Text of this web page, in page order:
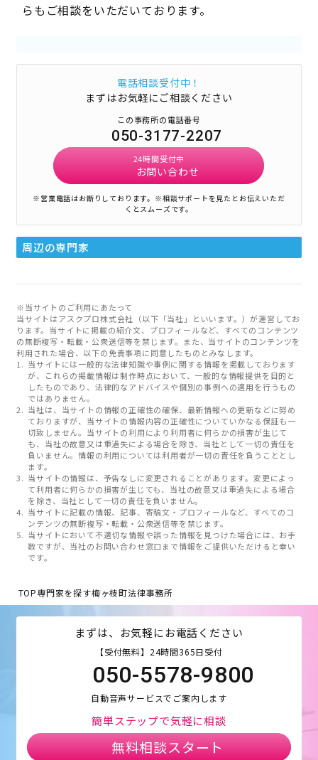
らもご相談をいただいております。
電話相談受付中！
まずはお気軽にご相談ください
この事務所の電話番号
050-3177-2207
24時間受付中
お問い合わせ
※営業電話はお断りしております。 ※相談サポートを見たとお伝えいただ
くとスムーズです。
周辺の専門家
※当サイトのご利用にあたって
当サイトはアスクプロ株式会社（以下「当社」といいます。）が運営してお
ります。当サイトに掲載の紹介文、プロフィールなど、すべてのコンテンツ
の無断複写・転載・公衆送信等を禁じます。また、当サイトのコンテンツを
利用された場合、以下の免責事項に同意したものとみなします。
当サイトには一般的な法律知識や事例に関する情報を掲載しております
が、これらの掲載情報は制作時点において、一般的な情報提供を目的と
したものであり、法律的なアドバイスや個別の事例への適用を行うもの
ではありません。
当社は、当サイトの情報の正確性の確保、最新情報への更新などに努め
ておりますが、当サイトの情報内容の正確性についていかなる保証も一
切致しません。当サイトの利用により利用者に何らかの損害が生じて
も、当社の故意又は重過失による場合を除き、当社として一切の責任を
負いません。情報の利用については利用者が一切の責任を負うこととし
ます。
当サイトの情報は、予告なしに変更されることがあります。変更によっ
て利用者に何らかの損害が生じても、当社の故意又は重過失による場合
を除き、当社として一切の責任を負いません。
当サイトに記載の情報、記事、寄稿文・プロフィールなど、すべてのコ
ンテンツの無断複写・転載・公衆送信等を禁じます。
当サイトにおいて不適切な情報や誤った情報を見つけた場合には、お手
数ですが、当社のお問い合わせ窓口まで情報をご提供いただけると幸い
です。
TOP専門家を探す梅ヶ枝町法律事務所
まずは、お気軽にお電話ください
【受付無料】24時間365日受付
050-5578-9800
自動音声サービスでご案内します
簡単ステップで気軽に相談
無料相談スタート